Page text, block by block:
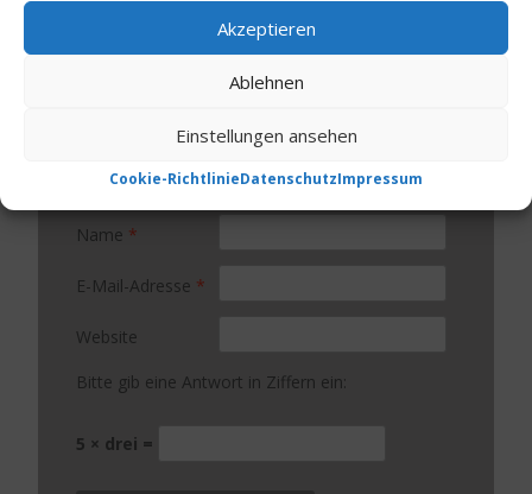
Akzeptieren
Ablehnen
Einstellungen ansehen
Cookie-RichtlinieDatenschutzImpressum
Name *
E-Mail-Adresse *
Website
Bitte gib eine Antwort in Ziffern ein:
5 × drei =